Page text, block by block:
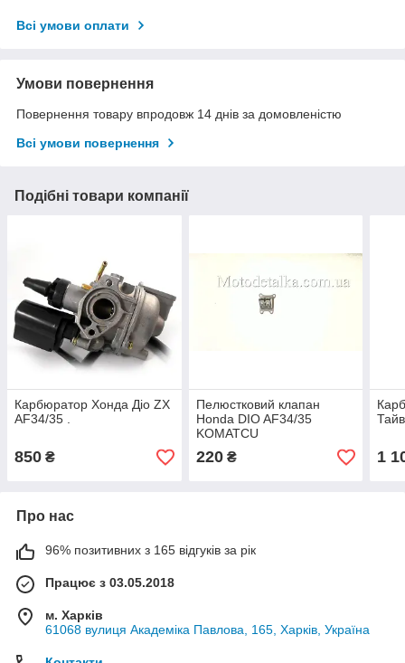
Всі умови оплати
Умови повернення
Повернення товару впродовж 14 днів за домовленістю
Всі умови повернення
Подібні товари компанії
Карбюратор Хонда Діо ZX
AF34/35 .
850 ₴
Пелюстковий клапан
Honda DIO AF34/35
KOMATCU
220₴ 1
Про нас
96% позитивних з 165 відгуків за рік
Працює з 03.05.2018
м. Харків
61068 вулиця Академіка Павлова, 165, Харків, Україна